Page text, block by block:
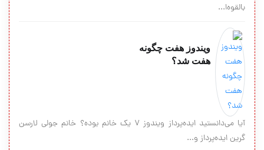
بالقوه‌ا...
ویندوز هفت چگونه
هفت شد؟
آیا می‌دانستید ایده‌پرداز ویندوز 7 یک خانم بوده؟ خانم جولی لارسن
گرین ایده‌پرداز و...